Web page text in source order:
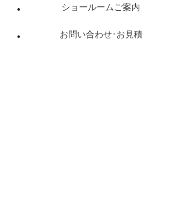
ショールームご案内
お問い合わせ･お見積